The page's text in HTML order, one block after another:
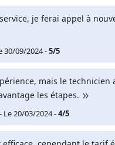
je ferai appel à
30/09/2024 -5/5
mais le technicien
les étapes.
- Le 20/03/2024 -4/5